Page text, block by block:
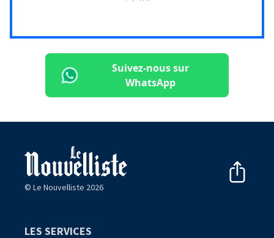
Suivez-nous sur
WhatsApp
© Le Nouvelliste 2026
LES SERVICES